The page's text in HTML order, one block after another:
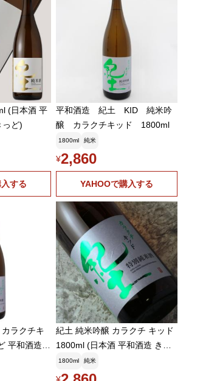
(日本酒 平
っど)
する
平和酒造 紀土 KID 純米吟
醸 カラクチキッド 1800ml
1800ml 純米
¥2,860
YAHOOで購入する
ラクチキ
平和酒造
紀土 純米吟醸 カラクチ キッド
1800ml (日本酒 平和酒造 きっ
ど)
1800ml 純米